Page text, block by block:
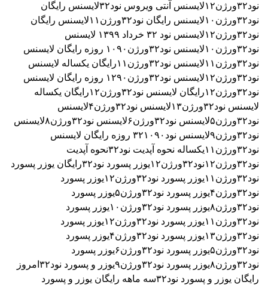
نود۳۲ورژن۱۲
لایسنس آنتی ویروس نود۳۲
لایسنس رایگان
نود۳۲ورژن۱۰
لایسنس رایگان نود۳۲ورژن۱۱
لایسنس رایگان
نود۳۲ورژن۱۲
لایسنس نود ۳٢ خرداد ۱۳۹۹
لایسنس
نود۳۲ورژن۱۰
لایسنس نود۳۲ورژن۱۰۹۰ روزه رایگان
لایسنس
نود۳۲ورژن۱۱
لایسنس نود۳۲ورژن۱۱رایگان یکساله
لایسنس
نود۳۲ورژن۱۲
لایسنس نود۳۲ورژن۱۲۹۰ روزه رایگان
لایسنس
نود۳۲ورژن۱۲رایگان
لایسنس نود۳۲ورژن۱۲رایگان یکساله
لایسنس نود۳۲ورژن۱۳
لایسنس نود۳۲ورژن۴
لایسنس
نود۳۲ورژن۵
لایسنس نود۳۲ورژن۶ لایسنس نود۳۲ورژن۸
لایسنس
نود۳۲ورژن۹
لایسنس نود۳۲۱۰۹۰ روزه رایگان
لایسنس
نود۳۲ورژن۱۱یکساله
نحوه آپدیت نود۳۲
نحوه آپدیت
نود۳۲ورژن۱۲
نود۳۲ورژن۱۲ یوزر پسورد نود۳۲رایگان
یوزر پسورد
نود۳۲ورژن۱۱
یوزر پسورد نود۳۲ورژن۱۲
یوزر پسورد
نود۳۲ورژن۴
یوزر پسورد نود۳۲ورژن۵
یوزر پسورد
نود۳۲ورژن۸
یوزر پسورد نود۳۲ورژن۱۰
یوزر پسورد
نود۳۲ورژن۱۱
یوزر پسورد نود۳۲ورژن۱۲
یوزر پسورد
نود۳۲ورژن۱۳
یوزر پسورد نود۳۲ورژن۴
یوزر پسورد
نود۳۲ورژن۵
یوزر پسورد نود۳۲ورژن۶
یوزر پسورد
نود۳۲ورژن۸
یوزر پسورد نود۳۲ورژن۹
یوزر و پسورد نود۳۲امروز
رایگان یوزر و پسورد نود۳۲سه ماهه رایگان
یوزر و پسورد